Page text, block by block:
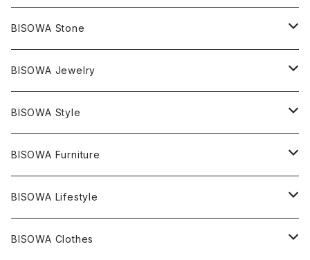
BISOWA Stone
マスタークリスタル / 水晶
エレスチャル
ライトニング
石の種類別
アメジスト
アクアマリン
産地別
ヒマラヤ
ブラジル
BISOWA Jewelry
ネックレス／ペンダント
宇佐美聖子
絹麻 ~kenma~
ピアス
宇佐美聖子
Others
ブレスレット
宇佐美聖子
リング
BISOWA Style
ONE PIECE
ヘンプ
オーガニックコットン
PANTS
ヘンプ
T-SHIRT
BISOWA Furniture
のるすく
BISOWA Lifestyle
Music
BISOWA Clothes